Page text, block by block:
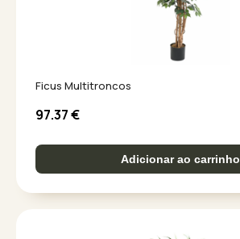
Ficus Multitroncos
97.37€
Adicionar ao carrinho